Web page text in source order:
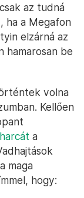
az tudná
ha a Megafon
elzárná az
hamarosan be
volna
Kellően
a
maga
hogy: